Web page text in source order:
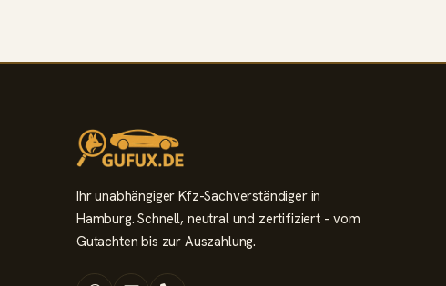
Ihr unabhängiger Kfz-Sachverständiger in
Hamburg. Schnell, neutral und zertifiziert – vom
Gutachten bis zur Auszahlung.